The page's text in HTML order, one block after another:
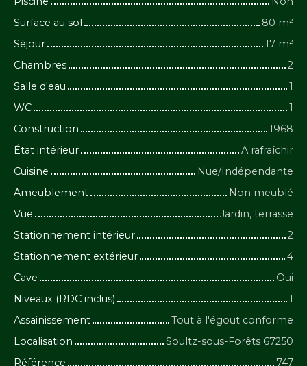
Surface au sol
80 m²
Séjour
17 m²
Chambres
2
Salle d'eau
1
WC
1
Construction
1968
État intérieur
A rafraîchir
Cuisine
Nue/Indépendante
Ameublement
Non meublé
Vue
Jardin, terrasse
Stationnement intérieur
2
Stationnement extérieur
4
Cave
Oui
Niveaux (RDC inclus)
1
Assainissement
Tout à l'égout conforme
Localisation
Soultz-sous-Forêts 67250
Référence
747